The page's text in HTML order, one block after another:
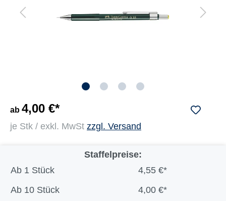
ab 4,00 €*
je Stk / exkl. MwSt zzgl. Versand
Staffelpreise:
Ab 1 Stück
4,55 €*
Ab 10 Stück 4,00 €*